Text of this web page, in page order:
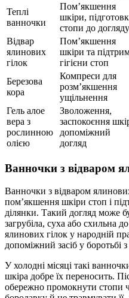
Теплі
ванночки
Пом’якшення
шкіри,
стопи до догляду
Відвар
ялинових
гілок
Пом’якшення
шкіри та
гігієни стоп
Березова
кора
Компреси для
розм’якшення
ущільнення
Гель алое
вера з
рослинною
олією
Зволоження,
заспокоєння
допоміжний
догляд
Ванночки з відваром
Ванночки з відваром
пом’якшення шкіри стоп і
ділянки. Такий догляд може
загрубіла, суха або схильна
ялинових гілок у народній
допоміжний засіб у боротьбі
У холодні місяці такі
шкіра добре їх переносить.
обережно промокнути стопи